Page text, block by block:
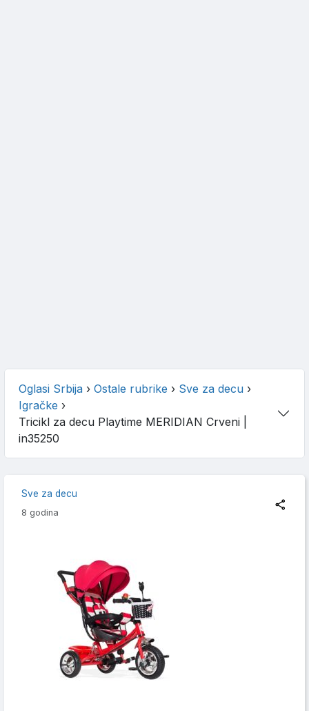
Oglasi Srbija › Ostale rubrike › Sve za decu ›
Igračke ›
Tricikl za decu Playtime MERIDIAN Crveni
in35250
Sve za decu
8 godina